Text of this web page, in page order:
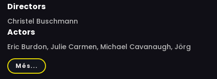
Directors
Christel Buschmann
Actors
Eric Burdon, Julie Carmen, Michael Cavanaugh, Jörg
Pfennigwerth, Blair Ashleigh, John Aprea, Blackie
Dammett, Louisiana Red, Harry Hart-Browne, Rosa King,
Més...